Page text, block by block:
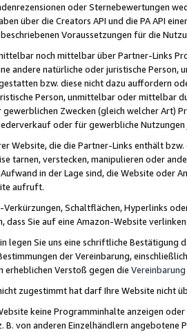
oder Sternebewertungen
über die Creators API und die PA API
Voraussetzungen für die
noch mittelbar über Partner-Links
andere natürliche oder juristische
bzw. diese nicht dazu auffordern
Person, unmittelbar oder mittelbar
Zwecken (gleich welcher Art)
oder für gewerbliche
Website, die die Partner-Links enthält
tarnen, verstecken, manipulieren oder
in der Lage sind, die Website oder
aufruft.
Verkürzungen, Schaltflächen, Hyperlinks
dass Sie auf eine Amazon-Website
legen Sie uns eine schriftliche
der Vereinbarung,
erheblichen Verstoß gegen die Vereinbarung
zugestimmt hat darf Ihre Website nicht
keine Programminhalte anzeigen
B. von anderen Einzelhändlern